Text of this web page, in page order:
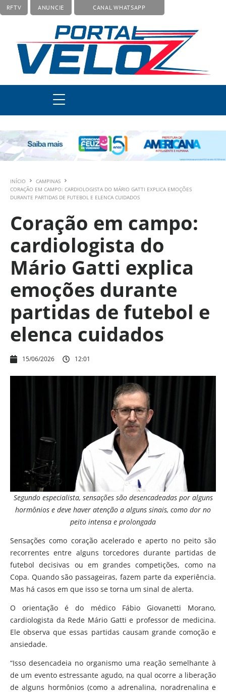
RFTV ANUNCIE CANAL WHATSAPP
INÍCIO
CAMPINAS
CORAÇÃO EM CAMPO: CARDIOLOGISTA DO MÁRIO GATTI EXPLICA EMOÇÕES
DURANTE PARTIDAS DE FUTEBOL E ELENCA CUIDADOS
Coração em campo:
cardiologista do
Mário Gatti explica
emoções durante
partidas de futebol e
elenca cuidados
15/06/2026 12:01
Segundo especialista, sensações são desencadeadas por alguns
hormônios e deve haver atenção a alguns sinais, como dor no
peito intensa e prolongada
Sensações como coração acelerado e aperto no peito são
recorrentes entre alguns torcedores durante partidas de
futebol decisivas ou em grandes competições, como na
Copa. Quando são passageiras, fazem parte da experiência.
Mas há casos em que isso se torna um sinal de alerta.
O orientação é do médico Fábio Giovanetti Morano,
cardiologista da Rede Mário Gatti e professor de medicina.
Ele observa que essas partidas causam grande comoção e
ansiedade.
“Isso desencadeia no organismo uma reação semelhante à
de um evento estressante agudo, na qual ocorre a liberação
de alguns hormônios (como a adrenalina, noradrenalina e